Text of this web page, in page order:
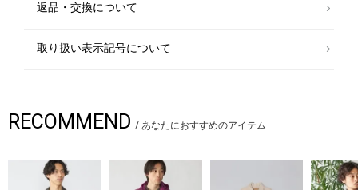
返品・交換について
取り扱い表示記号について
RECOMMEND / あなたにおすすめのアイテム